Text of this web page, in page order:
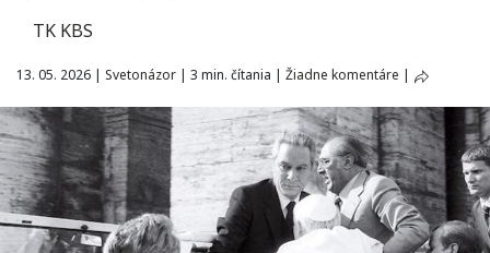
TK KBS
13. 05. 2026 | Svetonázor | 3 min. čítania | Žiadne komentáre |